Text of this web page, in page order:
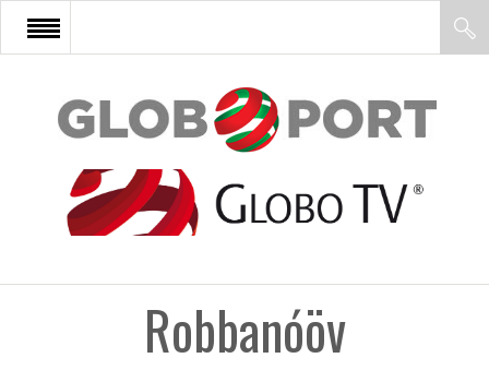
FŐOLDAL
AFRIKA
Robbanóöv